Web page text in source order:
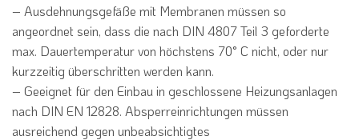
– Ausdehnungsgefäße mit Membranen müssen so
angeordnet sein, dass die nach DIN 4807 Teil 3 geforderte
max. Dauertemperatur von höchstens 70° C nicht, oder nur
kurzzeitig überschritten werden kann.
– Geeignet für den Einbau in geschlossene Heizungsanlagen
nach DIN EN 12828. Absperreinrichtungen müssen
ausreichend gegen unbeabsichtigtes